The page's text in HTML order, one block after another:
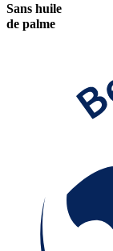
Sans huile
de palme